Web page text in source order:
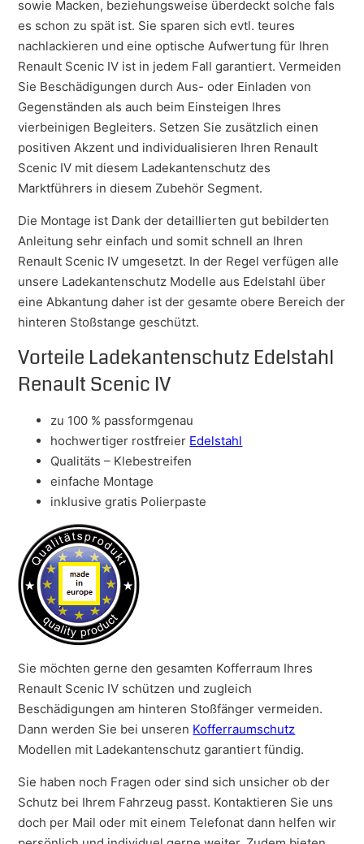
sowie Macken, beziehungsweise überdeckt solche fals
es schon zu spät ist. Sie sparen sich evtl. teures
nachlackieren und eine optische Aufwertung für Ihren
Renault Scenic IV ist in jedem Fall garantiert. Vermeiden
Sie Beschädigungen durch Aus- oder Einladen von
Gegenständen als auch beim Einsteigen Ihres
vierbeinigen Begleiters. Setzen Sie zusätzlich einen
positiven Akzent und individualisieren Ihren Renault
Scenic IV mit diesem Ladekantenschutz des
Marktführers in diesem Zubehör Segment.
Die Montage ist Dank der detaillierten gut bebilderten
Anleitung sehr einfach und somit schnell an Ihren
Renault Scenic IV umgesetzt. In der Regel verfügen alle
unsere Ladekantenschutz Modelle aus Edelstahl über
eine Abkantung daher ist der gesamte obere Bereich der
hinteren Stoßstange geschützt.
Vorteile Ladekantenschutz Edelstahl
Renault Scenic IV
zu 100 % passformgenau
hochwertiger rostfreier Edelstahl
Qualitäts – Klebestreifen
einfache Montage
inklusive gratis Polierpaste
Sie möchten gerne den gesamten Kofferraum Ihres
Renault Scenic IV schützen und zugleich
Beschädigungen am hinteren Stoßfänger vermeiden.
Dann werden Sie bei unseren Kofferraumschutz
Modellen mit Ladekantenschutz garantiert fündig.
Sie haben noch Fragen oder sind sich unsicher ob der
Schutz bei Ihrem Fahrzeug passt. Kontaktieren Sie uns
doch per Mail oder mit einem Telefonat dann helfen wir